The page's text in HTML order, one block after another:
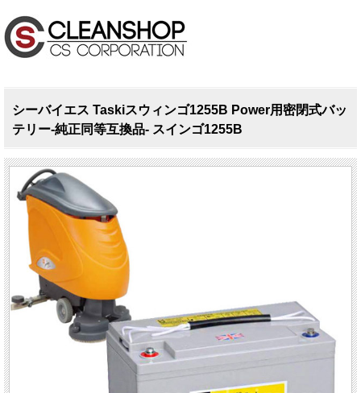
シーバイエス Taskiスウィンゴ1255B Power用密閉式バッ
テリー-純正同等互換品- スインゴ1255B